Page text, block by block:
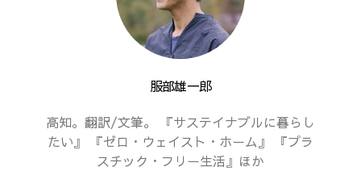
服部雄一郎
高知。翻訳/文筆。 『サステイナブルに暮らし
たい』 『ゼロ・ウェイスト・ホーム』 『プラ
スチック・フリー生活』ほか